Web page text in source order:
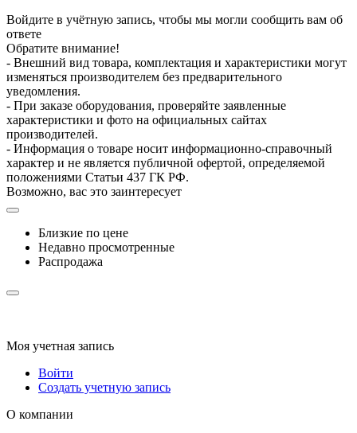
Войдите в учётную запись, чтобы мы могли сообщить вам об
ответе
Обратите внимание!
- Внешний вид товара, комплектация и характеристики могут
изменяться производителем без предварительного
уведомления.
- При заказе оборудования, проверяйте заявленные
характеристики и фото на официальных сайтах
производителей.
- Информация о товаре носит информационно-справочный
характер и не является публичной офертой, определяемой
положениями Статьи 437 ГК РФ.
Возможно, вас это заинтересует
Близкие по цене
Недавно просмотренные
Распродажа
Моя учетная запись
Войти
Создать учетную запись
О компании